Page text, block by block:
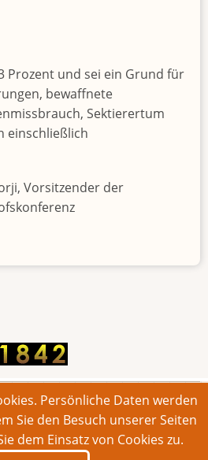
Prozent und sei ein Grund für
bewaffnete
Sektierertum
einschließlich
Vorsitzender der
Alle Rechte vorbehalten.
Intern
Persönliche Daten werden
Sie den Besuch unserer Seiten
dem Einsatz von Cookies zu.